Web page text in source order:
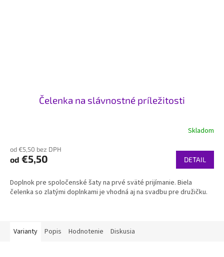
Čelenka na slávnostné príležitosti
Skladom
od €5,50 bez DPH
od €5,50 DETAIL
Doplnok pre spoločenské šaty na prvé sväté prijímanie. Biela
čelenka so zlatými doplnkami je vhodná aj na svadbu pre družičku.
Varianty Popis Hodnotenie Diskusia